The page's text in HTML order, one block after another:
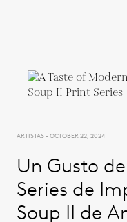
ARTISTAS - OCTOBER 22, 2024
Un Gusto
Series de
Soup II de